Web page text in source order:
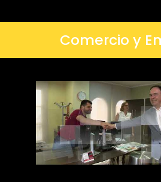
Comercio y